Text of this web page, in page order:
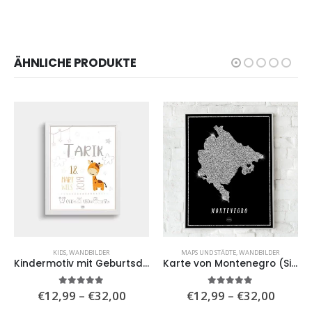
ÄHNLICHE PRODUKTE
WOHNZIMMER
KIDS,WANDBILDER
Kindermotiv mit Geburtsdaten
5.00 von 5
€12,99 – €32,00Preisspanne:
MAPS UND STÄDTE,WANDBILDER
Karte von Montenegro (Silver Map)
5.00 von 5
€12,99 – €32,00